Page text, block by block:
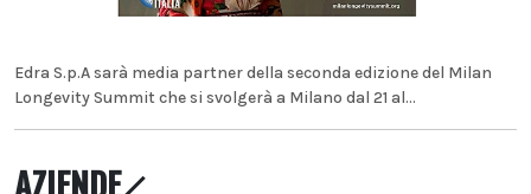
Edra S.p.A sarà media partner della seconda edizione del Milan
Longevity Summit che si svolgerà a Milano dal 21 al...
AZIENDE